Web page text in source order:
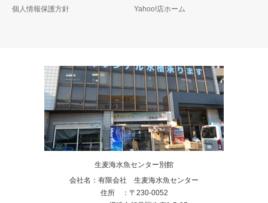
個人情報保護方針 Yahoo!店ホーム
生麦海水魚センター別館
会社名：有限会社 生麦海水魚センター
住所 ：〒230-0052